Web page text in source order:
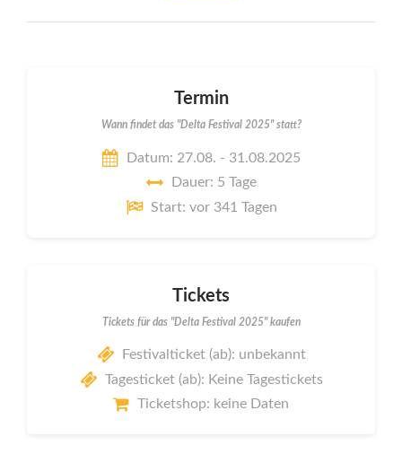
Termin
Wann findet das "Delta Festival 2025" statt?
Datum: 27.08. - 31.08.2025
Dauer: 5 Tage
Start: vor 341 Tagen
Tickets
Tickets für das "Delta Festival 2025" kaufen
Festivalticket (ab): unbekannt
Tagesticket (ab): Keine Tagestickets
Ticketshop: keine Daten